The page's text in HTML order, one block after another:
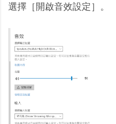
選擇［開啟音效設定］。